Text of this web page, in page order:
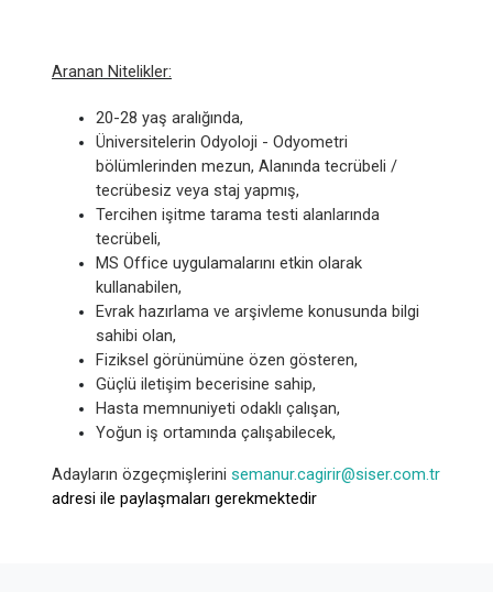
Aranan Nitelikler:
20-28 yaş aralığında,
Üniversitelerin Odyoloji - Odyometri
bölümlerinden mezun, Alanında tecrübeli /
tecrübesiz veya staj yapmış,
Tercihen işitme tarama testi alanlarında
tecrübeli,
MS Office uygulamalarını etkin olarak
kullanabilen,
Evrak hazırlama ve arşivleme konusunda bilgi
sahibi olan,
Fiziksel görünümüne özen gösteren,
Güçlü iletişim becerisine sahip,
Hasta memnuniyeti odaklı çalışan,
Yoğun iş ortamında çalışabilecek,
Adayların özgeçmişlerini semanur.cagirir@siser.com.tr
adresi ile paylaşmaları gerekmektedir